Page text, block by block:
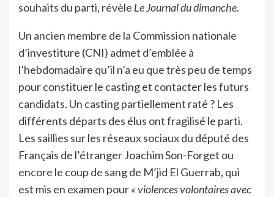
souhaits du parti, révèle Le Journal du dimanche.
Un ancien membre de la Commission nationale
d’investiture (CNI) admet d’emblée à
l’hebdomadaire qu’il n’a eu que très peu de temps
pour constituer le casting et contacter les futurs
candidats. Un casting partiellement raté ? Les
différents départs des élus ont fragilisé le parti.
Les saillies sur les réseaux sociaux du député des
Français de l’étranger Joachim Son-Forget ou
encore le coup de sang de M’jid El Guerrab, qui
est mis en examen pour« violences volontaires avec